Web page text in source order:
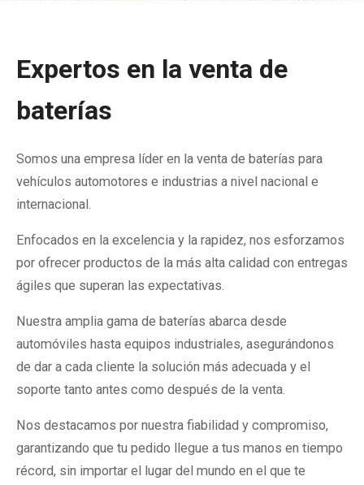
Expertos en la venta de
baterías
Somos una empresa líder en la venta de baterías para
vehículos automotores e industrias a nivel nacional e
internacional.
Enfocados en la excelencia y la rapidez, nos esforzamos
por ofrecer productos de la más alta calidad con entregas
ágiles que superan las expectativas.
Nuestra amplia gama de baterías abarca desde
automóviles hasta equipos industriales, asegurándonos
de dar a cada cliente la solución más adecuada y el
soporte tanto antes como después de la venta.
Nos destacamos por nuestra fiabilidad y compromiso,
garantizando que tu pedido llegue a tus manos en tiempo
récord, sin importar el lugar del mundo en el que te